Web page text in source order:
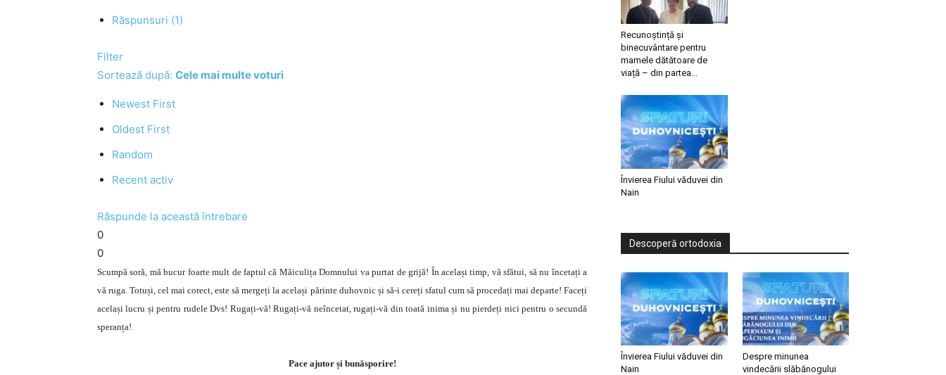
Răspunsuri (1)
Filter
Sortează după: Cele mai multe voturi
Newest First
Oldest First
Random
Recent activ
Răspunde la această întrebare
0
0
Scumpă soră, mă bucur foarte mult de faptul că Măiculița Domnului va purtat de grijă! În același timp, vă sfătui, să nu încetați a
vă ruga. Totuși, cel mai corect, este să mergeți la același părinte duhovnic și să-i cereți sfatul cum să procedați mai departe! Faceți
același lucru și pentru rudele Dvs! Rugați-vă! Rugați-vă neîncetat, rugați-vă din toată inima și nu pierdeți nici pentru o secundă
speranța!
Pace ajutor și bunăsporire!
Recunoștință și
binecuvântare pentru
mamele dătătoare de
viață – din partea...
Învierea Fiului văduvei din
Nain
Descoperă ortodoxia
Învierea Fiului văduvei din
Nain
Despre minunea
vindecării slăbănogului